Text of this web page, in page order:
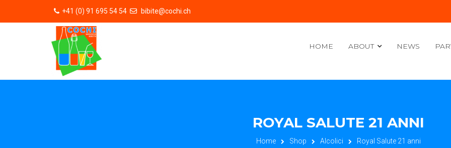
+41 (0) 91 695 54 54 bibite@cochi.ch
HOME ABOUT NEWS
ROYAL SALUTE 21 ANNI
Home Shop Alcolici Royal Salute 21 anni